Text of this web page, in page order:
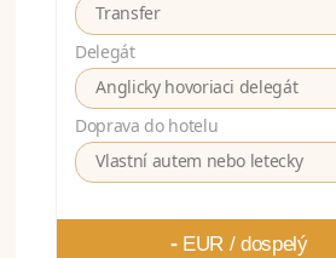
Transfer
Delegát
Anglicky hovoriaci delegát
Doprava do hotelu
Vlastní autem nebo letecky
- EUR /dospelý